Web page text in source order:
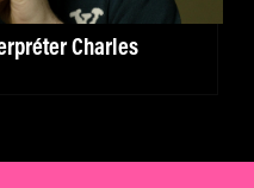
Charles